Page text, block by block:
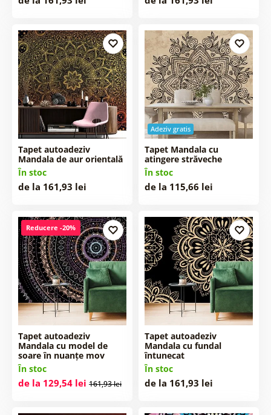
Tapet autoadeziv
Mandala de aur orientală
În stoc
de la 161,93 lei
Adeziv gratis
Tapet Mandala cu
atingere străveche
În stoc
de la 115,66 lei
Reducere -20%
Tapet autoadeziv
Mandala cu model de
soare în nuanțe mov
În stoc
de la 129,54 lei 161,93 lei
Tapet autoadeziv
Mandala cu fundal
întunecat
În stoc
de la 161,93 lei